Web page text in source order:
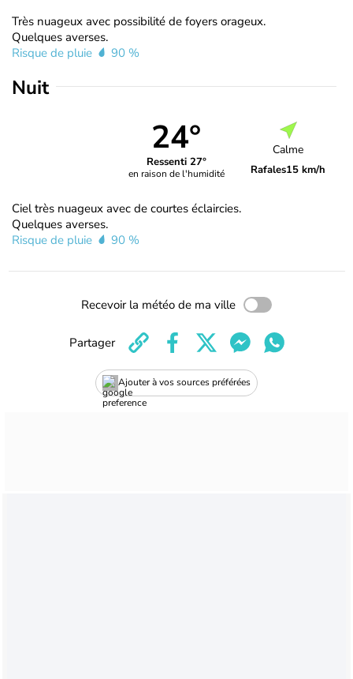
Très nuageux avec possibilité de foyers orageux.
Quelques averses.
Risque de pluie
90 %
Nuit
24°
Ressenti 27°
en raison de l'humidité
Calme
Rafales15 km/h
Ciel très nuageux avec de courtes éclaircies.
Quelques averses.
Risque de pluie
90 %
Recevoir la météo de ma ville
Ajouter à vos sources préférées
Partager